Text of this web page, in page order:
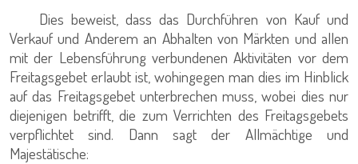
Dies beweist, dass das Durchführen von Kauf und
Verkauf und Anderem an Abhalten von Märkten und allen
mit der Lebensführung verbundenen Aktivitäten vor dem
Freitagsgebet erlaubt ist, wohingegen man dies im Hinblick
auf das Freitagsgebet unterbrechen muss, wobei dies nur
diejenigen betrifft, die zum Verrichten des Freitagsgebets
verpflichtet sind. Dann sagt der Allmächtige und
Majestätische: